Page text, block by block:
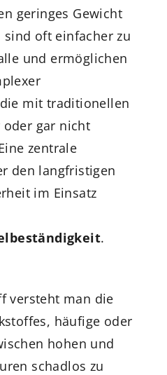
geringes Gewicht
oft einfacher zu
und ermöglichen
mit traditionellen
oder gar nicht
zentrale
den langfristigen
im Einsatz
.
versteht man die
häufige oder
hohen und
schadlos zu